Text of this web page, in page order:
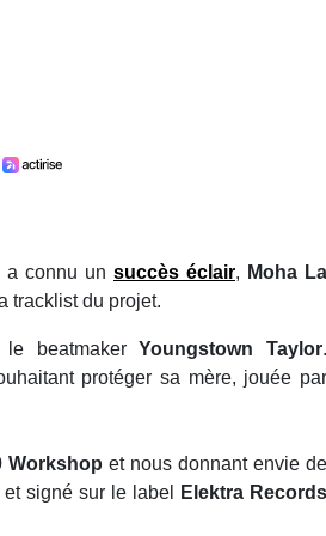
a connu un succès éclair, Moha La
tracklist du projet.
le beatmakerYoungstown Taylor
protéger sa mère, jouée
Workshop et nous donnant envie
et signé sur le label
Elektra Records